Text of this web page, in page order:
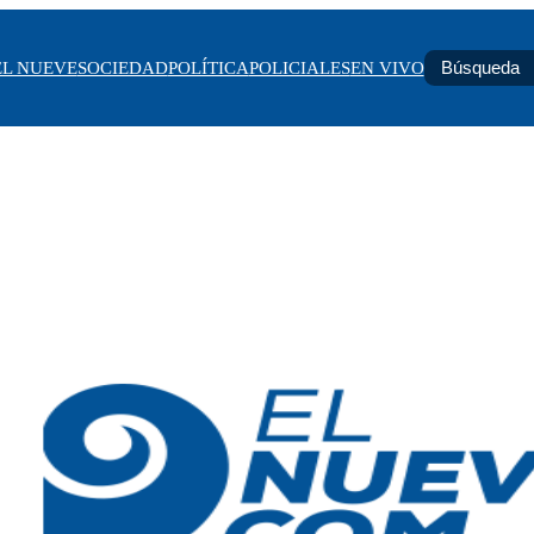
NUEVESOCIEDADPOLÍTICAPOLICIALESEN VIVO